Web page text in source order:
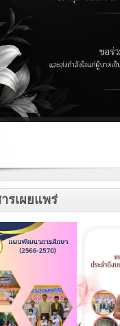
ารเผยแพร่